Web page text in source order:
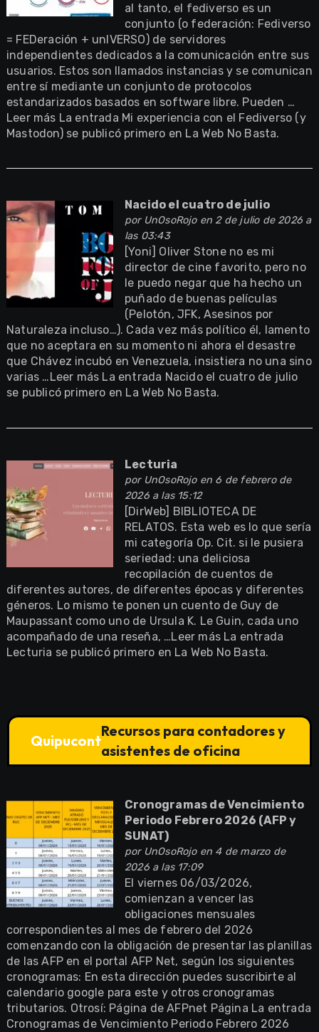
al tanto, el fediverso es un
conjunto (o federación: Fediverso
= FEDeración + unIVERSO) de servidores
independientes dedicados a la comunicación entre sus
usuarios. Estos son llamados instancias y se comunican
entre sí mediante un conjunto de protocolos
estandarizados basados en software libre. Pueden …
Leer más La entrada Mi experiencia con el Fediverso (y
Mastodon) se publicó primero en La Web No Basta.
Nacido el cuatro de julio
por UnOsoRojoen 2 de julio de 2026 a
las 03:43
[Yoni] Oliver Stone no es mi
director de cine favorito, pero no
le puedo negar que ha hecho un
puñado de buenas películas
(Pelotón, JFK, Asesinos por
Naturaleza incluso…). Cada vez más político él, lamento
que no aceptara en su momento ni ahora el desastre
que Chávez incubó en Venezuela, insistiera no una sino
varias …Leer más La entrada Nacido el cuatro de julio
se publicó primero en La Web No Basta.
Lecturia
por UnOsoRojoen 6 de febrero de
2026 a las 15:12
[DirWeb] BIBLIOTECA DE
RELATOS. Esta web es lo que sería
mi categoría Op. Cit. si le pusiera
seriedad: una deliciosa
recopilación de cuentos de
diferentes autores, de diferentes épocas y diferentes
géneros. Lo mismo te ponen un cuento de Guy de
Maupassant como uno de Ursula K. Le Guin, cada uno
acompañado de una reseña, …Leer más La entrada
Lecturia se publicó primero en La Web No Basta.
Quipucont
Recursos para contadores y
asistentes de oficina
Cronogramas de Vencimiento
Periodo Febrero 2026 (AFP y
SUNAT)
por UnOsoRojoen 4 de marzo de
2026 a las 17:09
El viernes 06/03/2026,
comienzan a vencer las
obligaciones mensuales
correspondientes al mes de febrero del 2026
comenzando con la obligación de presentar las planillas
de las AFP en el portal AFP Net, según los siguientes
cronogramas: En esta dirección puedes suscribirte al
calendario google para este y otros cronogramas
tributarios. Otrosí: Página de AFPnet Página La entrada
Cronogramas de Vencimiento Periodo Febrero 2026